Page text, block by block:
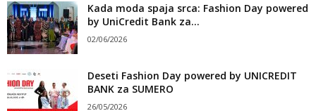
Kada moda spaja srca: Fashion Day powered
by UniCredit Bank za...
02/06/2026
Deseti Fashion Day powered by UNICREDIT
BANK za SUMERO
26/05/2026